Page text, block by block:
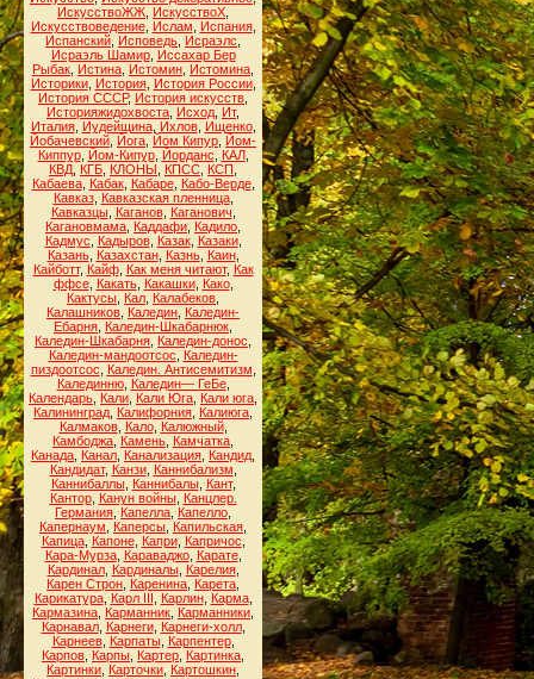
ИскусствоЖЖ ИскусствоХ
Искусствоведение, Ислам Испания,
Испанский Исповедь Исраэлс
Исраэль Шамир, Иссахар Бер
Рыбак Истина Истомин Истомина
Историки, История, История России,
История СССР, История искусств
Историяжидохвоста Исход Ит,
Италия, Иудейщина, Ихлов, Ищенко,
Йобачевский Йога Йом Кипур Йом-
Киппур, Йом-Кипур, Йорданс КАЛ,
КВД КГБ КЛОНЫ КПСС КСП
Кабаева, Кабак, Кабаре, Кабо-Верде,
Кавказ, Кавказская пленница,
Кавказцы, Каганов, Каганович
Кагановмама Каддафи Кадило
Кадмус
Кадыров, Казак, Казаки,
Казань, Казахстан, Казнь, Каин,
Кайботт, Кайф, Как меня читают, Как
ффсе, Какать, Какашки, Како,
Кактусы Кал Калабеков
Калашников Каледин Каледин-
Ебарня Каледин-Шкабарнюк
Каледин-Шкабарня Каледин-донос
Каледин-мандоотсос
Каледин-
пиздоотсос
Каледин. Антисемитизм
Калединню, Каледин— ГеБе,
Календарь Кали Кали Юга Кали юга
Калининград Калифорния Калиюга
Калмаков, Кало, Калюжный,
Камбоджа Камень Камчатка
Канада Канал Канализация Кандид
Кандидат, Канзи, Каннибализм
Каннибаллы, Каннибалы, Кант,
Кантор, Канун войны, Канцлер.
Германия Капелла Капелло
Капернаум
Каперсы Капильская
Капица, Капоне, Капри, Капричос
Кара-Мурза, Караваджо, Карате,
Кардинал, Кардиналы, Карелия,
Карен Строн Каренина Карета
Карикатура, Карл III Карлин, Карма,
Кармазина Карманник Карманники
Карнавал, Карнеги, Карнеги-холл,
Карнеев, Карпаты, Карпентер,
Карпов Карпы Картер Картинка
Картинки Карточки Картошкин